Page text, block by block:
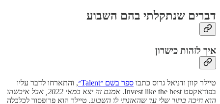
דברים שנתקלתי בהם השבוע
איך לזהות כישרון
טיילר קוון ודניאל גרוס כתבו ספר בשם ״Talent״
, והתארחו לדבר עליו
בפודאקסט Invest like the best.
אמנם זה יצא במאי 2022, אבל איכשהו
הוא חיכה בתור שלי עד שהאזנתי לו השבוע. טיילר הוא פרופסור לכלכלה